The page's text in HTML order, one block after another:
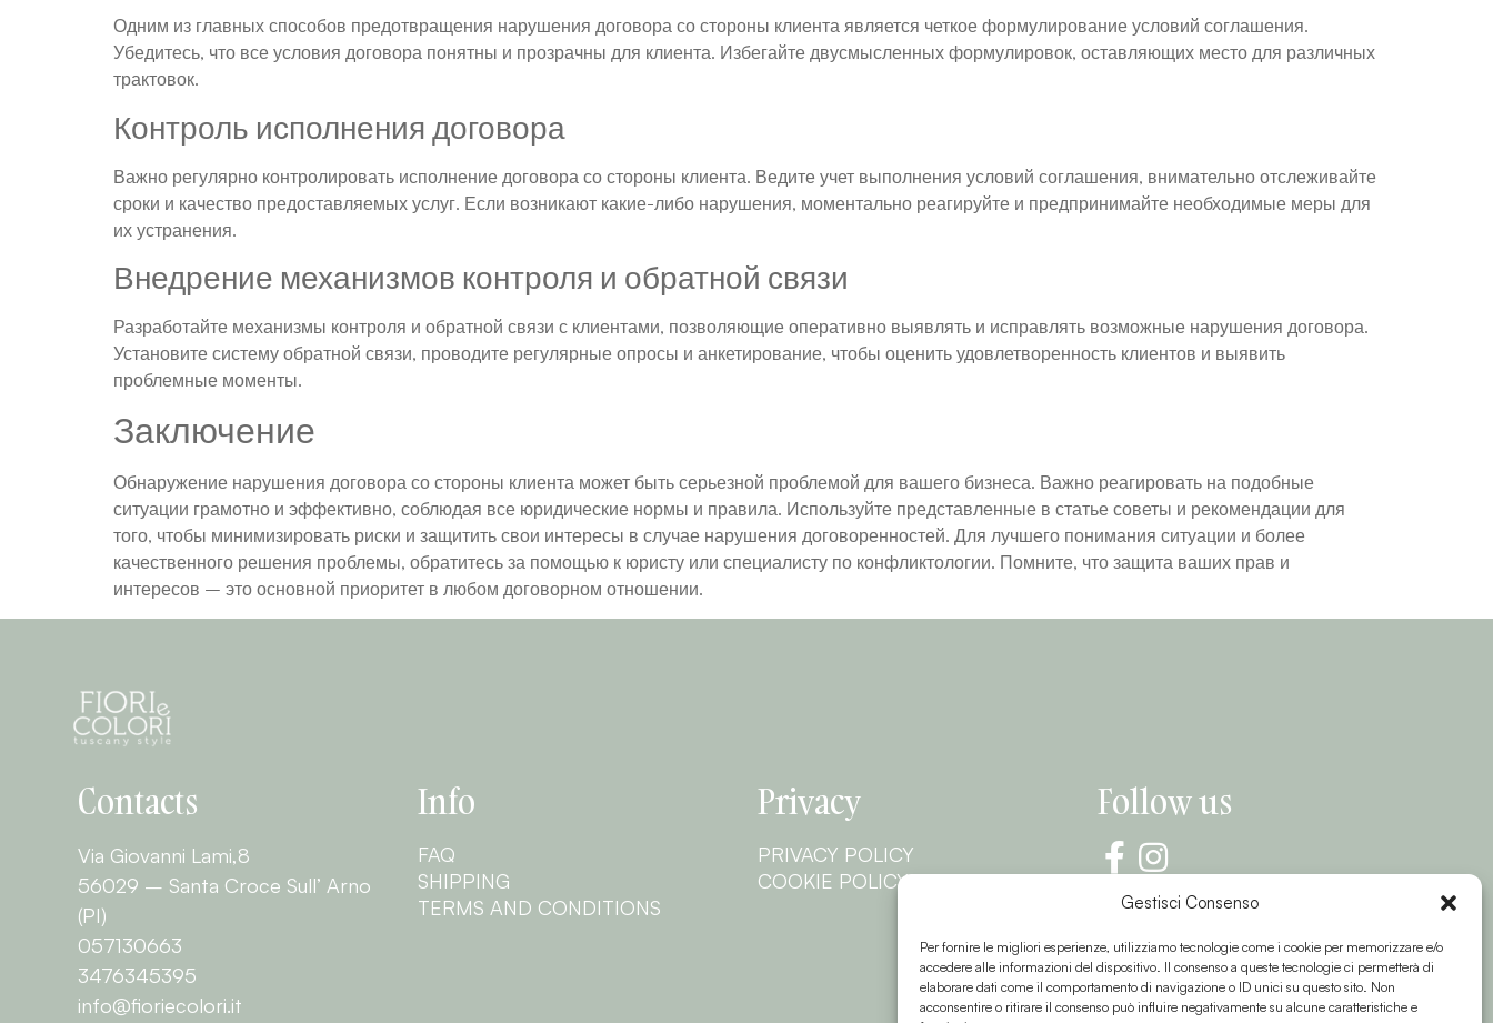
Gestisci Consenso
Per fornire le migliori esperienze, utilizziamo tecnologie come i cookie per memorizzare e/o
accedere alle informazioni del dispositivo. Il consenso a queste tecnologie ci permetterà di
elaborare dati come il comportamento di navigazione o ID unici su questo sito. Non
acconsentire o ritirare il consenso può influire negativamente su alcune caratteristiche e
Одним из главных способов предотвращения нарушения договора со стороны клиента является четкое формулирование условий соглашения.
Убедитесь, что все условия договора понятны и прозрачны для клиента. Избегайте двусмысленных формулировок, оставляющих место для различных
трактовок.
Контроль исполнения договора
Важно регулярно контролировать исполнение договора со стороны клиента. Ведите учет выполнения условий соглашения, внимательно отслеживайте
сроки и качество предоставляемых услуг. Если возникают какие-либо нарушения, моментально реагируйте и предпринимайте необходимые меры для
их устранения.
Внедрение механизмов контроля и обратной связи
Разработайте механизмы контроля и обратной связи с клиентами, позволяющие оперативно выявлять и исправлять возможные нарушения договора.
Установите систему обратной связи, проводите регулярные опросы и анкетирование, чтобы оценить удовлетворенность клиентов и выявить
проблемные моменты.
Заключение
Обнаружение нарушения договора со стороны клиента может быть серьезной проблемой для вашего бизнеса. Важно реагировать на подобные
ситуации грамотно и эффективно, соблюдая все юридические нормы и правила. Используйте представленные в статье советы и рекомендации для
того, чтобы минимизировать риски и защитить свои интересы в случае нарушения договоренностей. Для лучшего понимания ситуации и более
качественного решения проблемы, обратитесь за помощью к юристу или специалисту по конфликтологии. Помните, что защита ваших прав и
интересов – это основной приоритет в любом договорном отношении.
Contacts
Via Giovanni Lami,8
56029 – Santa Croce Sull’ Arno
(PI)
057130663
3476345395
info@fioriecolori.it
Info
FAQ
SHIPPING
TERMS AND CONDITIONS
Privacy
PRIVACY POLICY
COOKIE POLICY
Follow us